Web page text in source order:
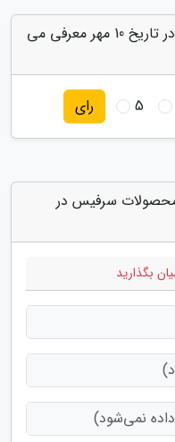
به "سری جدید محصولات سرفیس در تاریخ 10 مهر معرفی می
5 رای
سرفیس در
بگذارید